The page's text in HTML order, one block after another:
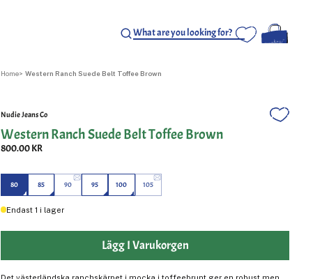
Home Western Ranch Suede Belt Toffee Brown
Nudie Jeans Co
Western Ranch Suede Belt Toffee Brown
800.00 KR
80 85 90 95 100 105
Endast1 i lager
Lägg I Varukorgen